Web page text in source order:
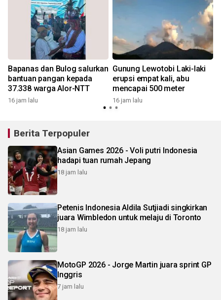
Bapanas dan Bulog salurkan
bantuan pangan kepada
37.338 warga Alor-NTT
16 jam lalu
Gunung Lewotobi Laki-laki
erupsi empat kali, abu
mencapai 500 meter
16 jam lalu
Berita Terpopuler
Asian Games 2026 - Voli putri Indonesia
hadapi tuan rumah Jepang
18 jam lalu
Petenis Indonesia Aldila Sutjiadi singkirkan
juara Wimbledon untuk melaju di Toronto
18 jam lalu
MotoGP 2026 - Jorge Martin juara sprint GP
Inggris
7 jam lalu